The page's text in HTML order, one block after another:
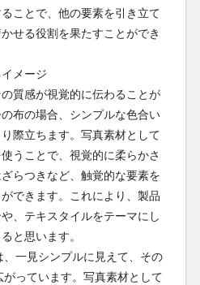
ことで、他の要素を引き立て
せる役割を果たすことができ
メージ
質感が視覚的に伝わることが
布の場合、シンプルな色合い
際立ちます。写真素材として
うことで、視覚的に柔らかさ
らつきなど、触覚的な要素を
できます。これにより、製品
、テキスタイルをテーマにし
と思います。
一見シンプルに見えて、その
っています。写真素材として